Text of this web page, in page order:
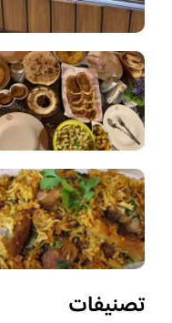
تصنيفات